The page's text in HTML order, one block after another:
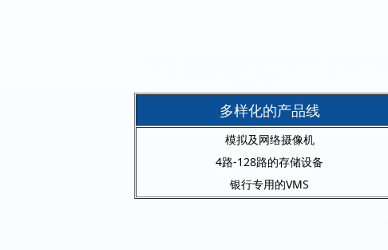
多样化的产品线
模拟及网络摄像机
4路-128路的存储设备
银行专用的VMS